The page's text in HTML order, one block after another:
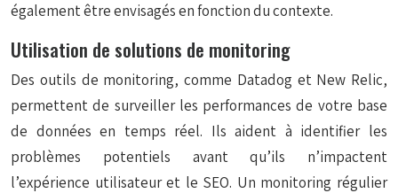
également être envisagés en fonction du contexte.
Utilisation de solutions de monitoring
Des outils de monitoring, comme Datadog et New Relic,
permettent de surveiller les performances de votre base
de données en temps réel. Ils aident à identifier les
problèmes potentiels avant qu’ils n’impactent
l’expérience utilisateur et le SEO. Un monitoring régulier